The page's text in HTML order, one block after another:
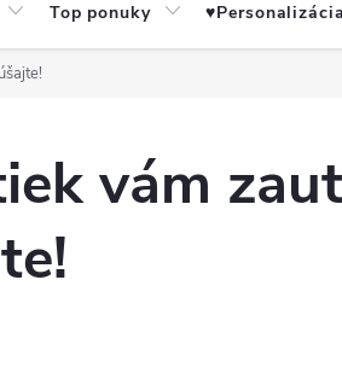
Top ponuky ♥︎Personalizácia
vám